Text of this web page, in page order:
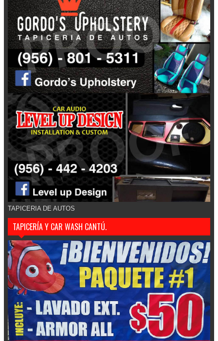
TAPICERIA DE AUTOS
TAPICERÍA Y CAR WASH CANTÚ.